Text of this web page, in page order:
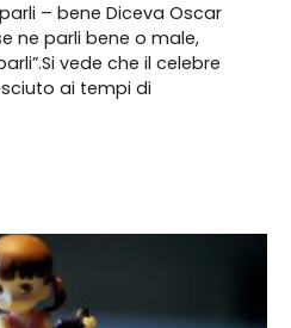
– bene Diceva Oscar
ne parli bene o male,
vede che il celebre
ai tempi di